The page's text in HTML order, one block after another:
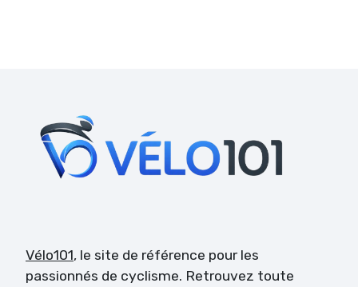
Vélo101, le site de référence pour les
passionnés de cyclisme. Retrouvez toute